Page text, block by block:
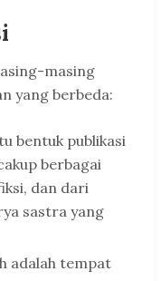
masing
yang berbeda:
bentuk publikasi
berbagai
dan dari
sastra yang
adalah tempat